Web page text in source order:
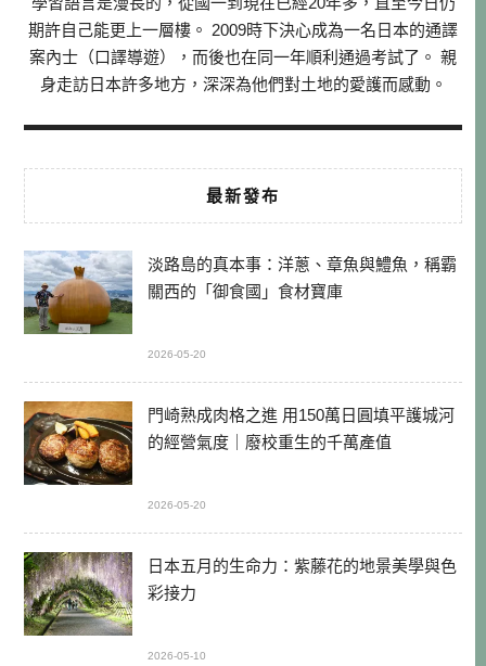
期許自己能更上一層樓。 2009時下決心成為一名日本的通譯
案內士（口譯導遊），而後也在同一年順利通過考試了。 親
身走訪日本許多地方，深深為他們對土地的愛護而感動。
最新發布
淡路島的真本事：洋蔥、章魚與鱧魚，稱霸
關西的「御食國」食材寶庫
2026-05-20
門崎熟成肉格之進 用150萬日圓填平護城河
的經營氣度｜廢校重生的千萬產值
2026-05-20
日本五月的生命力：紫藤花的地景美學與色
彩接力
2026-05-10